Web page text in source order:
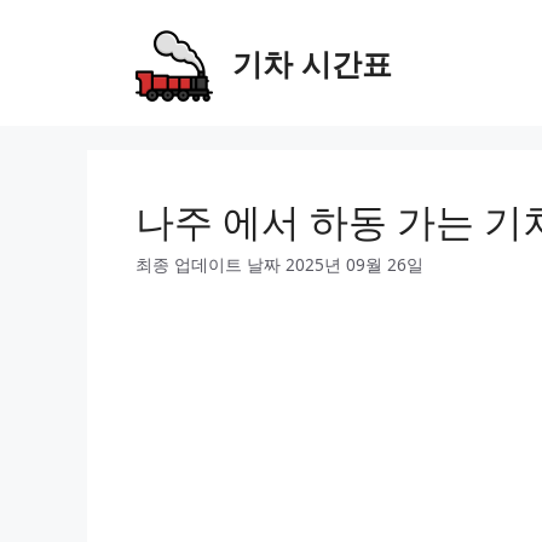
기차 시간표
나주 에서 하동 가는 기
최종 업데이트 날짜 2025년 09월 26일